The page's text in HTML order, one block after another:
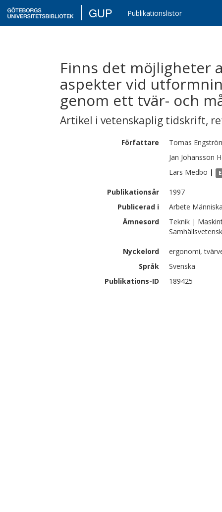
GUP Publikationslistor
Finns det möjligheter
aspekter vid
genom ett tvär- och
Artikel i vetenskaplig tidskrift,
Författare Tomas
Jan Johansson
Lars Medbo |
Publikationsår
1997
Publicerad i
Arbete
Ämnesord
Teknik |
Nyckelord
ergonomi,
Språk
Svenska
Publikations-ID
189425